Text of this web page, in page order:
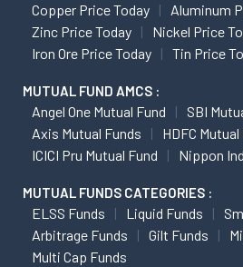
Copper Price Today
Aluminum
Zinc Price Today
Nickel Price
Iron Ore Price Today
Tin Price
MUTUAL FUND AMCS :
Angel One Mutual Fund
SBI
Axis Mutual Funds
HDFC
ICICI Pru Mutual Fund
Nippon
MUTUAL FUNDS CATEGORIES :
ELSS Funds Liquid Funds
Arbitrage Funds
Gilt Funds
Multi Cap Funds